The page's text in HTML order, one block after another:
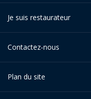
Je suis restaurateur
Contactez-nous
Plan du site